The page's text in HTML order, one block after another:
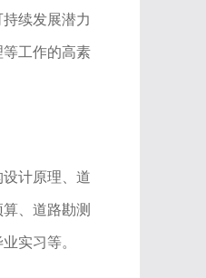
续发展潜力
工作的高素
计原理、道
、道路勘测
实习等。